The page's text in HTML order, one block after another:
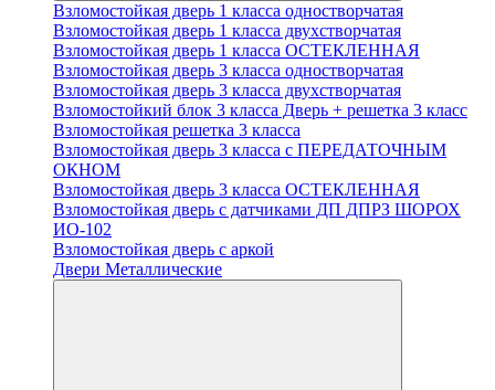
Взломостойкая дверь 1 класса одностворчатая
Взломостойкая дверь 1 класса двухстворчатая
Взломостойкая дверь 1 класса ОСТЕКЛЕННАЯ
Взломостойкая дверь 3 класса одностворчатая
Взломостойкая дверь 3 класса двухстворчатая
Взломостойкий блок 3 класса Дверь + решетка 3 класс
Взломостойкая решетка 3 класса
Взломостойкая дверь 3 класса с ПЕРЕДАТОЧНЫМ
ОКНОМ
Взломостойкая дверь 3 класса ОСТЕКЛЕННАЯ
Взломостойкая дверь с датчиками ДП ДПРЗ ШОРОХ
ИО-102
Взломостойкая дверь с аркой
Двери Металлические